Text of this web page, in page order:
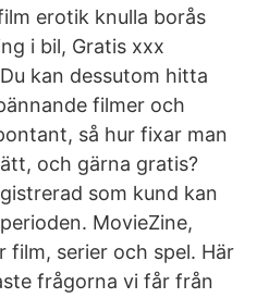
erotik knulla borås
i bil, Gratis xxx
kan dessutom hitta
filmer och
så hur fixar man
och gärna gratis?
som kund kan
MovieZine,
film, serier och spel. Här
frågorna vi får från